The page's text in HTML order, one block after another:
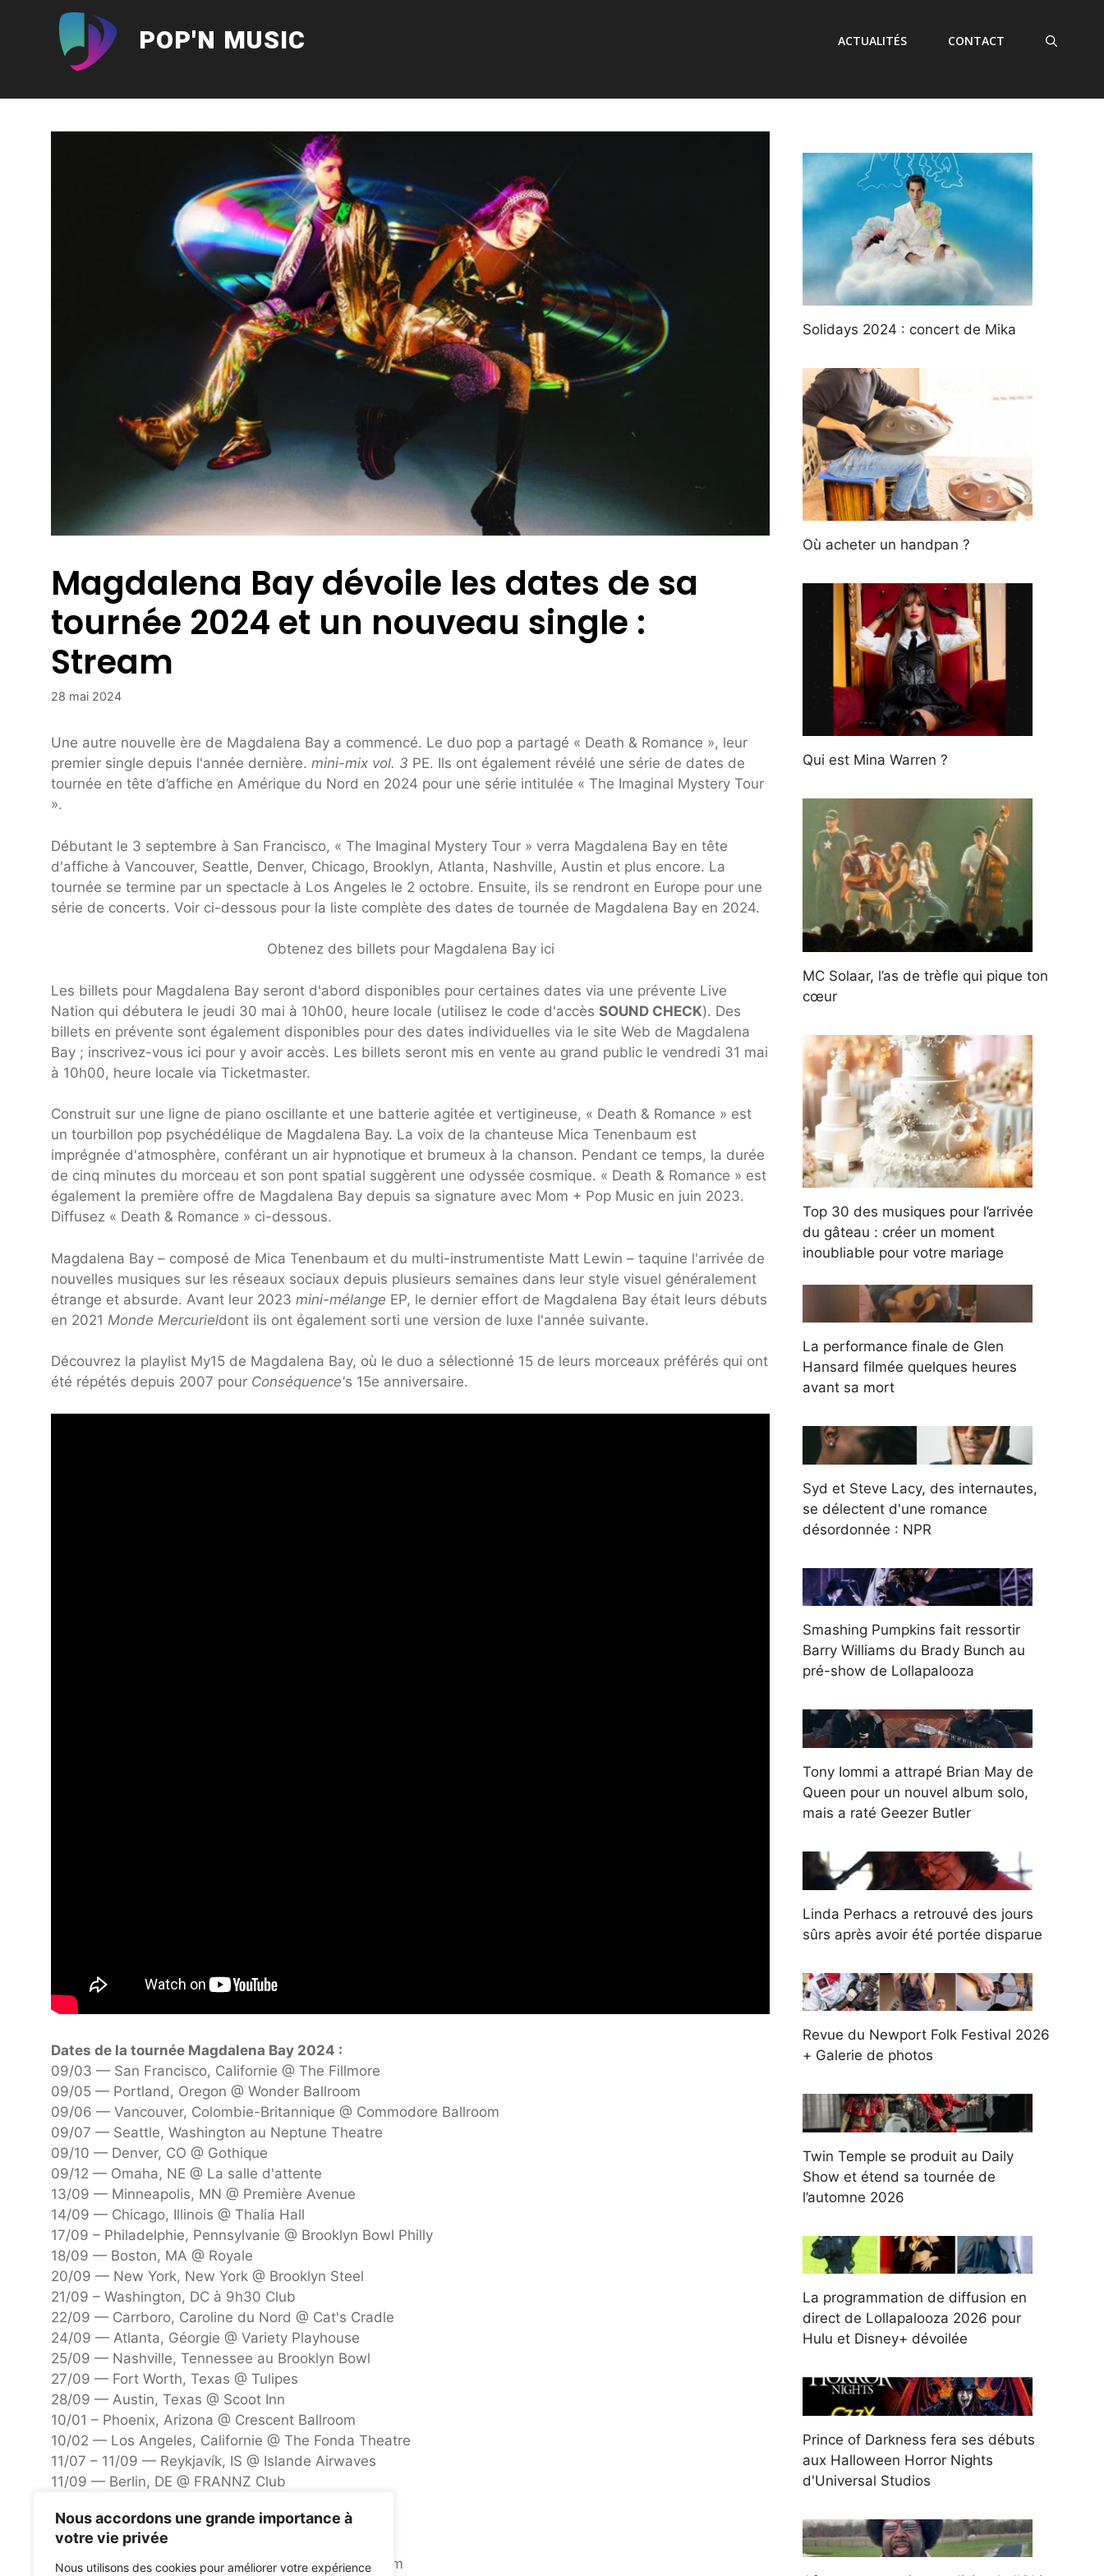
Nous accordons une grande importance à
votre vie privée
Nous utilisons des cookies pour améliorer votre expérience
POP'N MUSIC ACTUALITÉS CONTACT
Magdalena Bay dévoile les dates de sa
tournée 2024 et un nouveau single :
Stream
28 mai 2024
Une autre nouvelle ère de Magdalena Bay a commencé. Le duo pop a partagé « Death & Romance », leur
premier single depuis l'année dernière. mini-mix vol. 3 PE. Ils ont également révélé une série de dates de
tournée en tête d’affiche en Amérique du Nord en 2024 pour une série intitulée « The Imaginal Mystery Tour
».
Débutant le 3 septembre à San Francisco, « The Imaginal Mystery Tour » verra Magdalena Bay en tête
d'affiche à Vancouver, Seattle, Denver, Chicago, Brooklyn, Atlanta, Nashville, Austin et plus encore. La
tournée se termine par un spectacle à Los Angeles le 2 octobre. Ensuite, ils se rendront en Europe pour une
série de concerts. Voir ci-dessous pour la liste complète des dates de tournée de Magdalena Bay en 2024.
Obtenez des billets pour Magdalena Bay ici
Les billets pour Magdalena Bay seront d'abord disponibles pour certaines dates via une prévente Live
Nation qui débutera le jeudi 30 mai à 10h00, heure locale (utilisez le code d'accès SOUND CHECK). Des
billets en prévente sont également disponibles pour des dates individuelles via le site Web de Magdalena
Bay ; inscrivez-vous ici pour y avoir accès. Les billets seront mis en vente au grand public le vendredi 31 mai
à 10h00, heure locale via Ticketmaster.
Construit sur une ligne de piano oscillante et une batterie agitée et vertigineuse, « Death & Romance » est
un tourbillon pop psychédélique de Magdalena Bay. La voix de la chanteuse Mica Tenenbaum est
imprégnée d'atmosphère, conférant un air hypnotique et brumeux à la chanson. Pendant ce temps, la durée
de cinq minutes du morceau et son pont spatial suggèrent une odyssée cosmique. « Death & Romance » est
également la première offre de Magdalena Bay depuis sa signature avec Mom + Pop Music en juin 2023.
Diffusez « Death & Romance » ci-dessous.
Magdalena Bay – composé de Mica Tenenbaum et du multi-instrumentiste Matt Lewin – taquine l'arrivée de
nouvelles musiques sur les réseaux sociaux depuis plusieurs semaines dans leur style visuel généralement
étrange et absurde. Avant leur 2023 mini-mélange EP, le dernier effort de Magdalena Bay était leurs débuts
en 2021 Monde Mercurieldont ils ont également sorti une version de luxe l'année suivante.
Découvrez la playlist My15 de Magdalena Bay, où le duo a sélectionné 15 de leurs morceaux préférés qui ont
été répétés depuis 2007 pour Conséquence's 15e anniversaire.
Dates de la tournée Magdalena Bay 2024 :
09/03 — San Francisco, Californie @ The Fillmore
09/05 — Portland, Oregon @ Wonder Ballroom
09/06 — Vancouver, Colombie-Britannique @ Commodore Ballroom
09/07 — Seattle, Washington au Neptune Theatre
09/10 — Denver, CO @ Gothique
09/12 — Omaha, NE @ La salle d'attente
13/09 — Minneapolis, MN @ Première Avenue
14/09 — Chicago, Illinois @ Thalia Hall
17/09 – Philadelphie, Pennsylvanie @ Brooklyn Bowl Philly
18/09 — Boston, MA @ Royale
20/09 — New York, New York @ Brooklyn Steel
21/09 – Washington, DC à 9h30 Club
22/09 — Carrboro, Caroline du Nord @ Cat's Cradle
24/09 — Atlanta, Géorgie @ Variety Playhouse
25/09 — Nashville, Tennessee au Brooklyn Bowl
27/09 — Fort Worth, Texas @ Tulipes
28/09 — Austin, Texas @ Scoot Inn
10/01 – Phoenix, Arizona @ Crescent Ballroom
10/02 — Los Angeles, Californie @ The Fonda Theatre
11/07 – 11/09 — Reykjavík, IS @ Islande Airwaves
11/09 — Berlin, DE @ FRANNZ Club
11/12 — Paris, FR @ Café de la Danse
13/11 — Londres, Royaume-Uni @ Heaven
15/11 — Manchester, Royaume-Uni @ YES Pink Room
Solidays 2024 : concert de Mika
Où acheter un handpan ?
Qui est Mina Warren ?
MC Solaar, l’as de trèfle qui pique ton
cœur
Top 30 des musiques pour l’arrivée
du gâteau : créer un moment
inoubliable pour votre mariage
La performance finale de Glen
Hansard filmée quelques heures
avant sa mort
Syd et Steve Lacy, des internautes,
se délectent d'une romance
désordonnée : NPR
Smashing Pumpkins fait ressortir
Barry Williams du Brady Bunch au
pré-show de Lollapalooza
Tony Iommi a attrapé Brian May de
Queen pour un nouvel album solo,
mais a raté Geezer Butler
Linda Perhacs a retrouvé des jours
sûrs après avoir été portée disparue
Revue du Newport Folk Festival 2026
+ Galerie de photos
Twin Temple se produit au Daily
Show et étend sa tournée de
l’automne 2026
La programmation de diffusion en
direct de Lollapalooza 2026 pour
Hulu et Disney+ dévoilée
Prince of Darkness fera ses débuts
aux Halloween Horror Nights
d'Universal Studios